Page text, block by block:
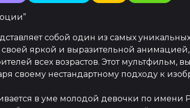
”
собой один из самых
своей яркой и выразительной
всех возрастов. Этот
своему нестандартному подходу к
в уме молодой девочки по имени